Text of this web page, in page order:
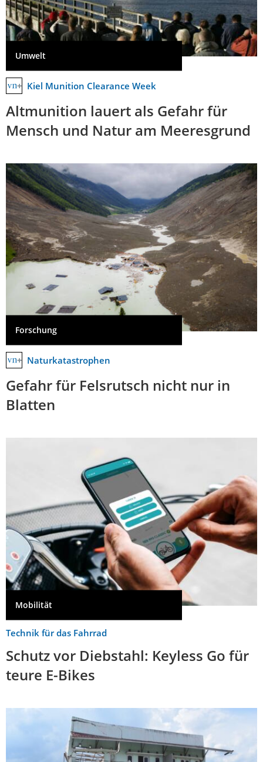
Umwelt
Kiel Munition Clearance Week
Altmunition lauert als Gefahr für
Mensch und Natur am Meeresgrund
Forschung
Naturkatastrophen
Gefahr für Felsrutsch nicht nur in
Blatten
Mobilität
Technik für das Fahrrad
Schutz vor Diebstahl: Keyless Go für
teure E-Bikes